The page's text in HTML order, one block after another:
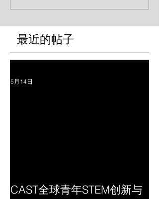
最近的帖子
CAST全球青年STEM创新与
5月14日